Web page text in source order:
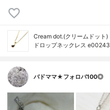
Cream dot.(クリームドット)
ドロップネックレス e00243
バドママ★フォロバ100◎